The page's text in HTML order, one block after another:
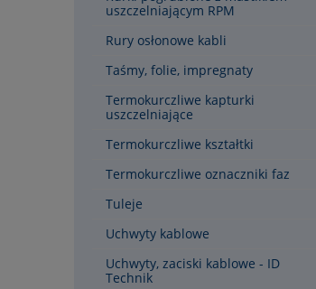
uszczelniającym RPM
Rury osłonowe kabli
Taśmy, folie, impregnaty
Termokurczliwe kapturki
uszczelniające
Termokurczliwe kształtki
Termokurczliwe oznaczniki faz
Tuleje
Uchwyty kablowe
Uchwyty, zaciski kablowe - ID
Technik